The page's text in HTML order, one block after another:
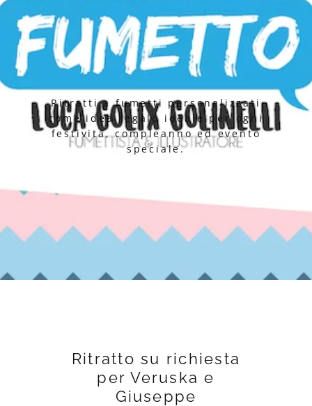
Ritratti a fumetti personalizzati
come idea regalo ideale per ogni
festività, compleanno ed evento
speciale.
Ritratto su richiesta
per Veruska e
Giuseppe